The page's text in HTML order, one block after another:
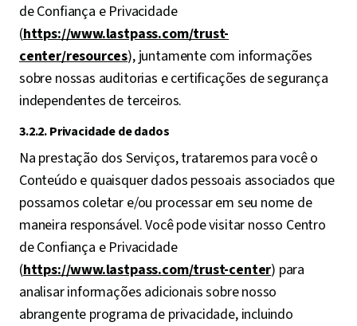
de Confiança e Privacidade
(https://www.lastpass.com/trust-
center/resources), juntamente com informações
sobre nossas auditorias e certificações de segurança
independentes de terceiros.
3.2.2. Privacidade de dados
Na prestação dos Serviços, trataremos para você o
Conteúdo e quaisquer dados pessoais associados que
possamos coletar e/ou processar em seu nome de
maneira responsável. Você pode visitar nosso Centro
de Confiança e Privacidade
(https://www.lastpass.com/trust-center) para
analisar informações adicionais sobre nosso
abrangente programa de privacidade, incluindo